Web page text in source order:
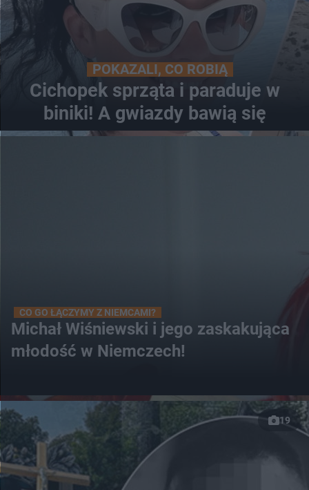
POKAZALI, CO ROBIĄ
Cichopek sprząta i paraduje w
biniki! A gwiazdy bawią się
CO GO ŁĄCZYMY Z NIEMCAMI?
Michał Wiśniewski i jego zaskakująca
młodość w Niemczech!
19